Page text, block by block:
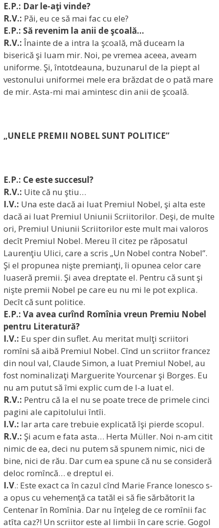
E.P.: Dar le-aţi vinde?
R.V.: Păi, eu ce să mai fac cu ele?
E.P.: Să revenim la anii de şcoală…
R.V.:Înainte de a intra la şcoală, mă duceam la
biserică şi luam mir. Noi, pe vremea aceea, aveam
uniforme. Şi, întotdeauna, buzunarul de la piept al
vestonului uniformei mele era brăzdat de o pată mare
de mir. Asta-mi mai amintesc din anii de şcoală.
„UNELE PREMII NOBEL SUNT POLITICE”
E.P.: Ce este succesul?
R.V.: Uite că nu ştiu…
I.V.: Una este dacă ai luat Premiul Nobel, şi alta este
dacă ai luat Premiul Uniunii Scriitorilor. Deşi, de multe
ori, Premiul Uniunii Scriitorilor este mult mai valoros
decît Premiul Nobel. Mereu îl citez pe răposatul
Laurenţiu Ulici, care a scris „Un Nobel contra Nobel”.
Şi el propunea nişte premianţi, îi opunea celor care
luaseră premii. Şi avea dreptate el. Pentru că sunt şi
nişte premii Nobel pe care eu nu mi le pot explica.
Decît că sunt politice.
E.P.: Va avea curînd Romînia vreun Premiu Nobel
pentru Literatură?
I.V.: Eu sper din suflet. Au meritat mulţi scriitori
romîni să aibă Premiul Nobel. Cînd un scriitor francez
din noul val, Claude Simon, a luat Premiul Nobel, au
fost nominalizaţi Marguerite Yourcenar şi Borges. Eu
nu am putut să îmi explic cum de l-a luat el.
R.V.: Pentru că la el nu se poate trece de primele cinci
pagini ale capitolului întîi.
I.V.: Iar arta care trebuie explicată îşi pierde scopul.
R.V.: Şi acum e fata asta… Herta Müller. Noi n-am citit
nimic de ea, deci nu putem să spunem nimic, nici de
bine, nici de rău. Dar cum ea spune că nu se consideră
deloc romîncă… e dreptul ei.
I.V.: Este exact ca în cazul cînd Marie France Ionesco s-
a opus cu vehemenţă ca tatăl ei să fie sărbătorit la
Centenar în Romînia. Dar nu înţeleg de ce romînii fac
atîta caz?! Un scriitor este al limbii în care scrie. Gogol